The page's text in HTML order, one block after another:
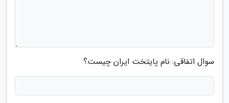
سوال اتفاقی: نام پایتخت ایران چیست؟